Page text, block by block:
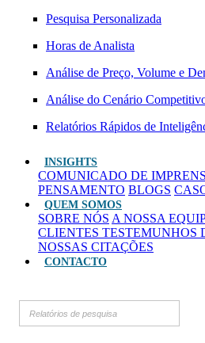
Pesquisa Personalizada
Horas de Analista
Análise de Preço, Volume e
Análise do Cenário
Relatórios Rápidos de
INSIGHTS
COMUNICADO DE
PENSAMENTO BLOGS
QUEM SOMOS
SOBRE NÓS A NOSSA
CLIENTES TESTEMUNHOS
NOSSAS CITAÇÕES
CONTACTO